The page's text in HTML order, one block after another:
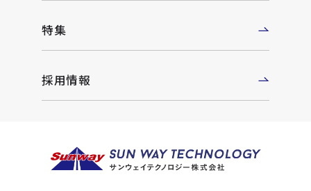
特集
採用情報